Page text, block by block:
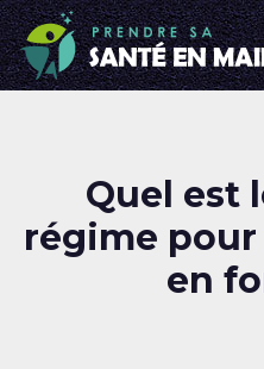
Quel est
régime
en